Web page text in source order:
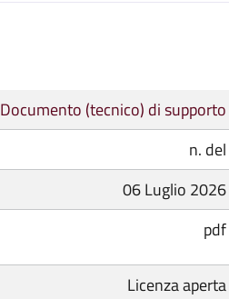
Documento (tecnico) di supporto
n. del
06 Luglio 2026
pdf
Licenza aperta